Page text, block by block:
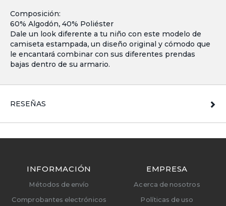
Composición:
60% Algodón, 40% Poliéster
Dale un look diferente a tu niño con este modelo de
camiseta estampada, un diseño original y cómodo que
le encantará combinar con sus diferentes prendas
bajas dentro de su armario.
RESEÑAS
INFORMACIÓN
Métodos de envío
Comprobantes electrónicos
EMPRESA
Acerca de nosotros
Políticas de uso